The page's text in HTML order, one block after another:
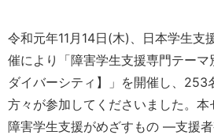
令和元年11月14日(木)、日本学生支
催により「障害学生支援専門テーマ
ダイバーシティ】」を開催し、253
方々が参加してくださいました。
障害学生支援がめざすもの ―支援